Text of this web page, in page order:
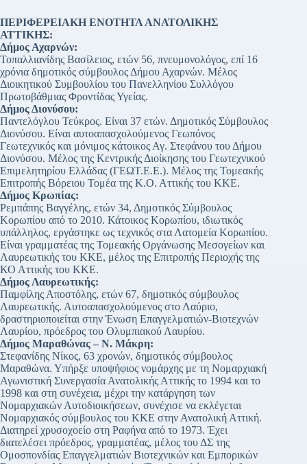
ΠΕΡΙΦΕΡΕΙΑΚΗ ΕΝΟΤΗΤΑ ΑΝΑΤΟΛΙΚΗΣ
ΑΤΤΙΚΗΣ:
Δήμος Αχαρνών:
Τοπαλλιανίδης Βασίλειος, ετών 56, πνευμονολόγος, επί 16
χρόνια δημοτικός σύμβουλος Δήμου Αχαρνών. Μέλος
Διοικητικού Συμβουλίου του Πανελληνίου Συλλόγου
Πρωτοβάθμιας Φροντίδας Υγείας.
Δήμος Διονύσου:
Παντελόγλου Τεύκρος. Είναι 37 ετών. Δημοτικός Σύμβουλος
Διονύσου. Είναι αυτοαπασχολούμενος Γεωπόνος
Γεωτεχνικός και μόνιμος κάτοικος Αγ. Στεφάνου του Δήμου
Διονύσου. Μέλος της Κεντρικής Διοίκησης του Γεωτεχνικού
Επιμελητηρίου Ελλάδας (ΓΕΩΤ.Ε.Ε.). Μέλος της Τομεακής
Επιτροπής Βόρειου Τομέα της Κ.Ο. Αττικής του ΚΚΕ.
Δήμος Κρωπίας:
Ρεμπάπης Βαγγέλης, ετών 34, Δημοτικός Σύμβουλος
Κορωπίου από το 2010. Κάτοικος Κορωπίου, ιδιωτικός
υπάλληλος, εργάστηκε ως τεχνικός στα Λατομεία Κορωπίου.
Είναι γραμματέας της Τομεακής Οργάνωσης Μεσογείων και
Λαυρεωτικής του ΚΚΕ, μέλος της Επιτροπής Περιοχής της
ΚΟ Αττικής του ΚΚΕ.
Δήμος Λαυρεωτικής:
Παμφίλης Αποστόλης, ετών 67, δημοτικός σύμβουλος
Λαυρεωτικής. Αυτοαπασχολούμενος στο Λαύριο,
δραστηριοποιείται στην Ένωση Επαγγελματιών-Βιοτεχνών
Λαυρίου, πρόεδρος του Ολυμπιακού Λαυρίου.
Δήμος Μαραθώνας – Ν. Μάκρη:
Στεφανίδης Νίκος, 63 χρονών, δημοτικός σύμβουλος
Μαραθώνα. Υπήρξε υποψήφιος νομάρχης με τη Νομαρχιακή
Αγωνιστική Συνεργασία Ανατολικής Αττικής το 1994 και το
1998 και στη συνέχεια, μέχρι την κατάργηση των
Νομαρχιακών Αυτοδιοικήσεων, συνέχισε να εκλέγεται
Νομαρχιακός σύμβουλος του ΚΚΕ στην Ανατολική Αττική.
Διατηρεί χρυσοχοείο στη Ραφήνα από το 1973. Έχει
διατελέσει πρόεδρος, γραμματέας, μέλος του ΔΣ της
Ομοσπονδίας Επαγγελματιών Βιοτεχνικών και Εμπορικών